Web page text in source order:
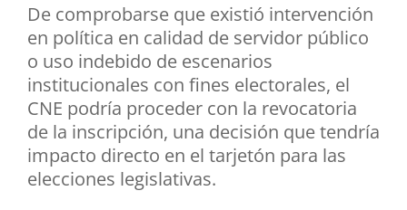
De comprobarse que existió intervención
en política en calidad de servidor público
o uso indebido de escenarios
institucionales con fines electorales, el
CNE podría proceder con la revocatoria
de la inscripción, una decisión que tendría
impacto directo en el tarjetón para las
elecciones legislativas.